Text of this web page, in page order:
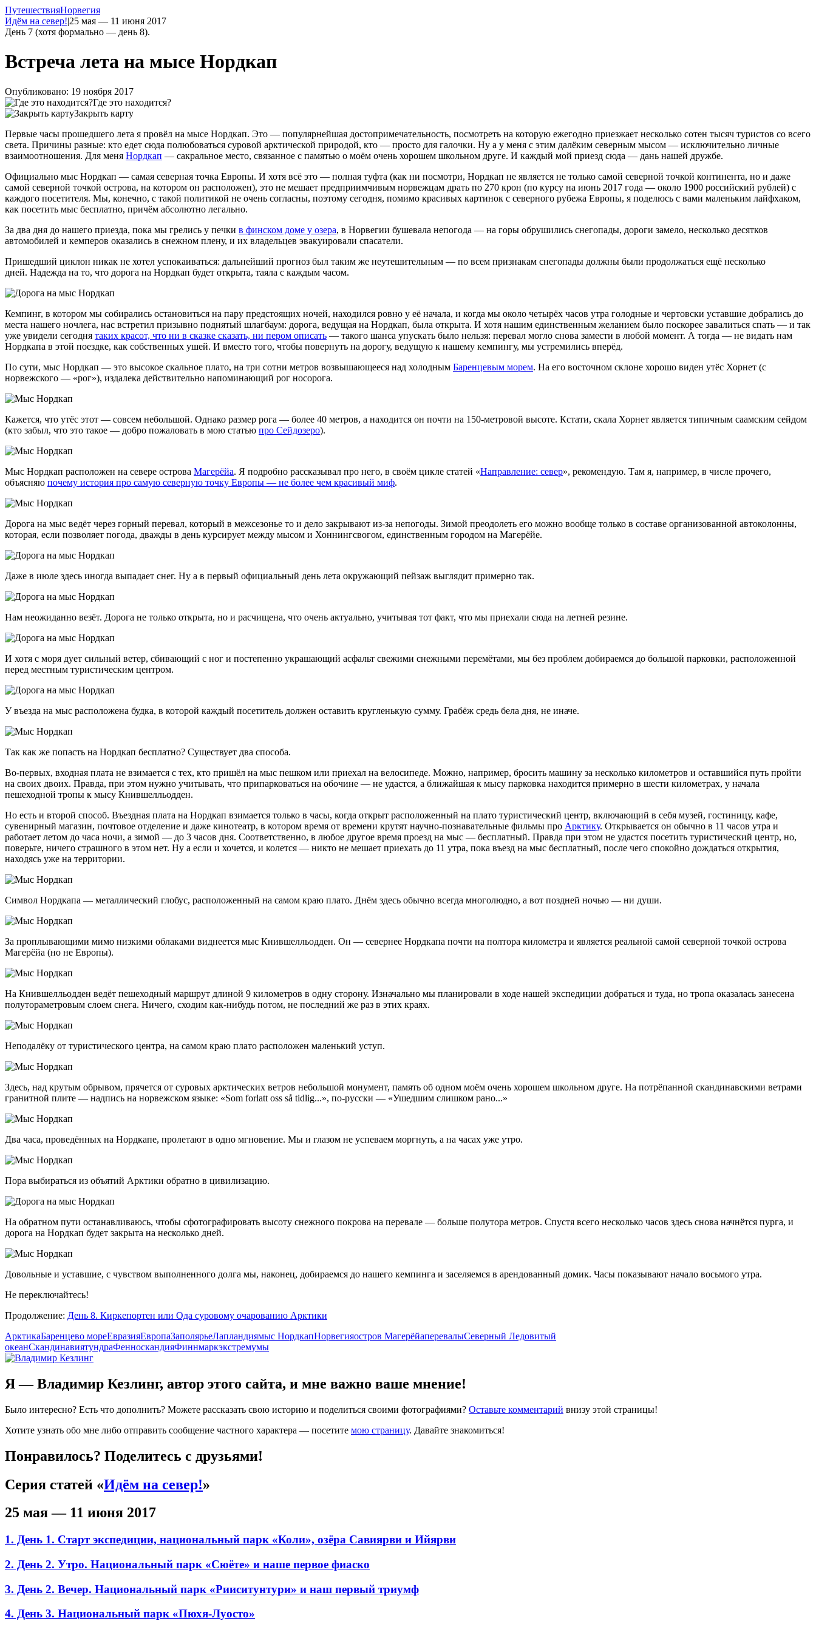
ПутешествияНорвегия
Идём на север!|25 мая — 11 июня 2017
День 7 (хотя формально — день 8).
Встреча лета на мысе Нордкап
Опубликовано: 19 ноября 2017
Где это находится?
Закрыть карту
Первые часы прошедшего лета я провёл на мысе Нордкап. Это — популярнейшая достопримечательность, посмотреть на которую ежегодно приезжает несколько сотен тысяч туристов со всего
света. Причины разные: кто едет сюда полюбоваться суровой арктической природой, кто — просто для галочки. Ну а у меня с этим далёким северным мысом — исключительно личные
взаимоотношения. Для меня Нордкап — сакральное место, связанное с памятью о моём очень хорошем школьном друге. И каждый мой приезд сюда — дань нашей дружбе.
Официально мыс Нордкап — самая северная точка Европы. И хотя всё это — полная туфта (как ни посмотри, Нордкап не является не только самой северной точкой континента, но и даже
самой северной точкой острова, на котором он расположен), это не мешает предприимчивым норвежцам драть по 270 крон (по курсу на июнь 2017 года — около 1900 российский рублей) с
каждого посетителя. Мы, конечно, с такой политикой не очень согласны, поэтому сегодня, помимо красивых картинок с северного рубежа Европы, я поделюсь с вами маленьким лайфхаком,
как посетить мыс бесплатно, причём абсолютно легально.
За два дня до нашего приезда, пока мы грелись у печки в финском доме у озера, в Норвегии бушевала непогода — на горы обрушились снегопады, дороги замело, несколько десятков
автомобилей и кемперов оказались в снежном плену, и их владельцев эвакуировали спасатели.
Пришедший циклон никак не хотел успокаиваться: дальнейший прогноз был таким же неутешительным — по всем признакам снегопады должны были продолжаться ещё несколько
дней. Надежда на то, что дорога на Нордкап будет открыта, таяла с каждым часом.
Кемпинг, в котором мы собирались остановиться на пару предстоящих ночей, находился ровно у её начала, и когда мы около четырёх часов утра голодные и чертовски уставшие добрались до
места нашего ночлега, нас встретил призывно поднятый шлагбаум: дорога, ведущая на Нордкап, была открыта. И хотя нашим единственным желанием было поскорее завалиться спать — и так
уже увидели сегодня таких красот, что ни в сказке сказать, ни пером описать — такого шанса упускать было нельзя: перевал могло снова замести в любой момент. А тогда — не видать нам
Нордкапа в этой поездке, как собственных ушей. И вместо того, чтобы повернуть на дорогу, ведущую к нашему кемпингу, мы устремились вперёд.
По сути, мыс Нордкап — это высокое скальное плато, на три сотни метров возвышающееся над холодным Баренцевым морем. На его восточном склоне хорошо виден утёс Хорнет (с
норвежского — «рог»), издалека действительно напоминающий рог носорога.
Кажется, что утёс этот — совсем небольшой. Однако размер рога — более 40 метров, а находится он почти на 150-метровой высоте. Кстати, скала Хорнет является типичным саамским сейдом
(кто забыл, что это такое — добро пожаловать в мою статью про Сейдозеро).
Мыс Нордкап расположен на севере острова Магерёйа. Я подробно рассказывал про него, в своём цикле статей «Направление: север», рекомендую. Там я, например, в числе прочего,
объясняю почему история про самую северную точку Европы — не более чем красивый миф.
Дорога на мыс ведёт через горный перевал, который в межсезонье то и дело закрывают из-за непогоды. Зимой преодолеть его можно вообще только в составе организованной автоколонны,
которая, если позволяет погода, дважды в день курсирует между мысом и Хоннингсвогом, единственным городом на Магерёйе.
Даже в июле здесь иногда выпадает снег. Ну а в первый официальный день лета окружающий пейзаж выглядит примерно так.
Нам неожиданно везёт. Дорога не только открыта, но и расчищена, что очень актуально, учитывая тот факт, что мы приехали сюда на летней резине.
И хотя с моря дует сильный ветер, сбивающий с ног и постепенно украшающий асфальт свежими снежными перемётами, мы без проблем добираемся до большой парковки, расположенной
перед местным туристическим центром.
У въезда на мыс расположена будка, в которой каждый посетитель должен оставить кругленькую сумму. Грабёж средь бела дня, не иначе.
Так как же попасть на Нордкап бесплатно? Существует два способа.
Во-первых, входная плата не взимается с тех, кто пришёл на мыс пешком или приехал на велосипеде. Можно, например, бросить машину за несколько километров и оставшийся путь пройти
на своих двоих. Правда, при этом нужно учитывать, что припарковаться на обочине — не удастся, а ближайшая к мысу парковка находится примерно в шести километрах, у начала
пешеходной тропы к мысу Кнившелльодден.
Но есть и второй способ. Въездная плата на Нордкап взимается только в часы, когда открыт расположенный на плато туристический центр, включающий в себя музей, гостиницу, кафе,
сувенирный магазин, почтовое отделение и даже кинотеатр, в котором время от времени крутят научно-познавательные фильмы про Арктику. Открывается он обычно в 11 часов утра и
работает летом до часа ночи, а зимой — до 3 часов дня. Соответственно, в любое другое время проезд на мыс — бесплатный. Правда при этом не удастся посетить туристический центр, но,
поверьте, ничего страшного в этом нет. Ну а если и хочется, и колется — никто не мешает приехать до 11 утра, пока въезд на мыс бесплатный, после чего спокойно дождаться открытия,
находясь уже на территории.
Символ Нордкапа — металлический глобус, расположенный на самом краю плато. Днём здесь обычно всегда многолюдно, а вот поздней ночью — ни души.
За проплывающими мимо низкими облаками виднеется мыс Кнившелльодден. Он — севернее Нордкапа почти на полтора километра и является реальной самой северной точкой острова
Магерёйа (но не Европы).
На Кнившелльодден ведёт пешеходный маршрут длиной 9 километров в одну сторону. Изначально мы планировали в ходе нашей экспедиции добраться и туда, но тропа оказалась занесена
полутораметровым слоем снега. Ничего, сходим как-нибудь потом, не последний же раз в этих краях.
Неподалёку от туристического центра, на самом краю плато расположен маленький уступ.
Здесь, над крутым обрывом, прячется от суровых арктических ветров небольшой монумент, память об одном моём очень хорошем школьном друге. На потрёпанной скандинавскими ветрами
гранитной плите — надпись на норвежском языке: «Som forlatt oss så tidlig...», по-русски — «Ушедшим слишком рано...»
Два часа, проведённых на Нордкапе, пролетают в одно мгновение. Мы и глазом не успеваем моргнуть, а на часах уже утро.
Пора выбираться из объятий Арктики обратно в цивилизацию.
На обратном пути останавливаюсь, чтобы сфотографировать высоту снежного покрова на перевале — больше полутора метров. Спустя всего несколько часов здесь снова начнётся пурга, и
дорога на Нордкап будет закрыта на несколько дней.
Довольные и уставшие, с чувством выполненного долга мы, наконец, добираемся до нашего кемпинга и заселяемся в арендованный домик. Часы показывают начало восьмого утра.
Не переключайтесь!
Продолжение: День 8. Киркепортен или Ода суровому очарованию Арктики
АрктикаБаренцево мореЕвразияЕвропаЗаполярьеЛапландиямыс НордкапНорвегияостров МагерёйаперевалыСеверный Ледовитый
океанСкандинавиятундраФенноскандияФиннмаркэкстремумы
Я — Владимир Кезлинг, автор этого сайта, и мне важно ваше мнение!
Было интересно? Есть что дополнить? Можете рассказать свою историю и поделиться своими фотографиями? Оставьте комментарий внизу этой страницы!
Хотите узнать обо мне либо отправить сообщение частного характера — посетите мою страницу. Давайте знакомиться!
Понравилось? Поделитесь с друзьями!
Серия статей «Идём на север!»
25 мая — 11 июня 2017
1. День 1. Старт экспедиции, национальный парк «Коли», озёра Савиярви и Ийярви
2. День 2. Утро. Национальный парк «Сюёте» и наше первое фиаско
3. День 2. Вечер. Национальный парк «Рииситунтури» и наш первый триумф
4. День 3. Национальный парк «Пюхя-Луосто»